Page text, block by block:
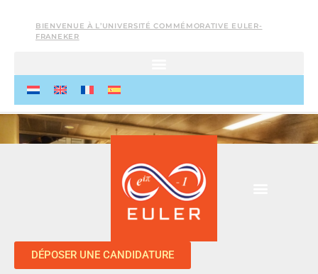
BIENVENUE À L’UNIVERSITÉ COMMÉMORATIVE EULER-
FRANEKER
DÉPOSER UNE CANDIDATURE